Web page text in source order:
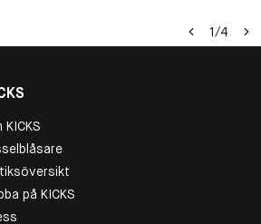
1/4
KICKS
på KICKS